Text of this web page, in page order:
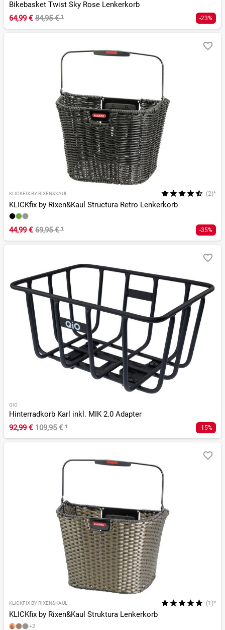
Bikebasket Twist Sky Rose Lenkerkorb
64,99 € 84,95 €¹ -23%
KLICKFIX BY RIXEN&KAUL (2)*
KLICKfix by Rixen&Kaul Structura Retro Lenkerkorb
44,99 € 69,95 €¹ -35%
QIO
Hinterradkorb Karl inkl. MIK 2.0 Adapter
92,99 € 109,95 €¹ -15%
KLICKFIX BY RIXEN&KAUL (1)*
KLICKfix by Rixen&Kaul Struktura Lenkerkorb
+2